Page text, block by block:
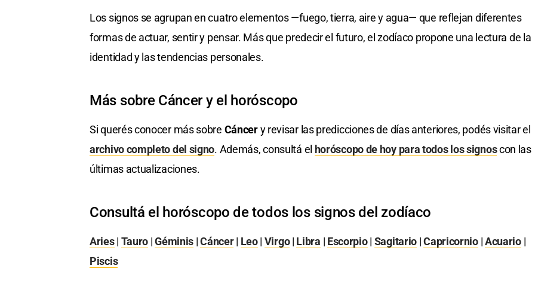
Los signos se agrupan en cuatro elementos —fuego, tierra, aire y agua— que reflejan diferentes
formas de actuar, sentir y pensar. Más que predecir el futuro, el zodíaco propone una lectura de la
identidad y las tendencias personales.
Más sobre Cáncer y el horóscopo
Si querés conocer más sobre Cáncery revisar las predicciones de días anteriores, podés visitar el
archivo completo del signo. Además, consultá el horóscopo de hoy para todos los signoscon las
últimas actualizaciones.
Consultá el horóscopo de todos los signos del zodíaco
Aries| Tauro |Géminis |Cáncer| Leo| Virgo| Libra | Escorpio| Sagitario |Capricornio|Acuario|
Piscis